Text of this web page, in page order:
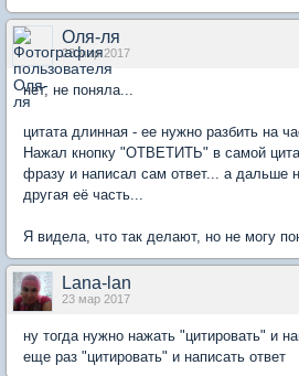
Оля-ля
23 мар 2017
нет, не поняла...
цитата длинная - ее нужно разбить на
Нажал кнопку "ОТВЕТИТЬ" в самой
фразу и написал сам ответ... а дальше
другая её часть...
Я видела, что так делают, но не могу
Lana-lan
23 мар 2017
ну тогда нужно нажать "цитировать" и
еще раз "цитировать" и написать ответ